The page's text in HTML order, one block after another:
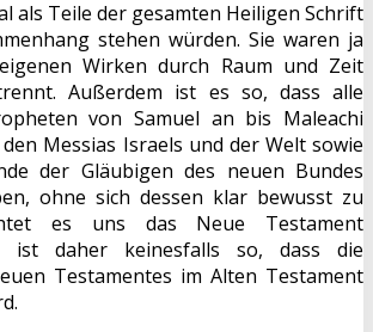
als Teile der gesamten Heiligen Schrift
stehen würden. Sie waren ja
Wirken durch Raum und Zeit
Außerdem ist es so, dass alle
von Samuel an bis Maleachi
Messias Israels und der Welt sowie
der Gläubigen des neuen Bundes
ohne sich dessen klar bewusst zu
es uns das Neue Testament
ist daher keinesfalls so, dass die
Testamentes im Alten Testament